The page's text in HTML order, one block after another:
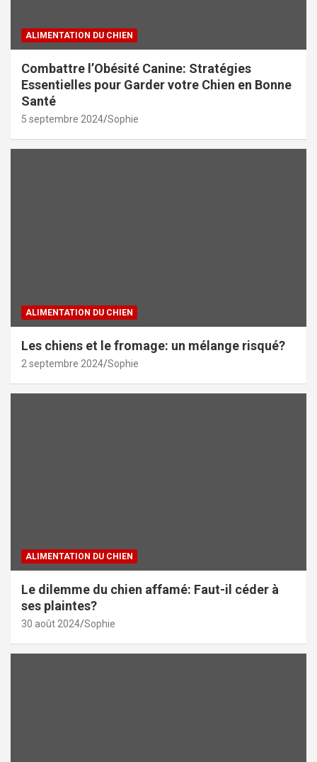
ALIMENTATION DU CHIEN
Combattre l’Obésité Canine: Stratégies
Essentielles pour Garder votre Chien en Bonne
Santé
5 septembre 2024 Sophie
ALIMENTATION DU CHIEN
Les chiens et le fromage: un mélange risqué?
2 septembre 2024 Sophie
ALIMENTATION DU CHIEN
Le dilemme du chien affamé: Faut-il céder à
ses plaintes?
30 août 2024 Sophie